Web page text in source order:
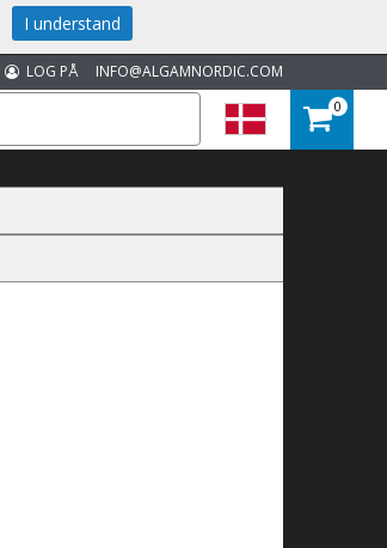
INFO@ALGAMNORDIC.COM
LOG PÅ
0
I understand